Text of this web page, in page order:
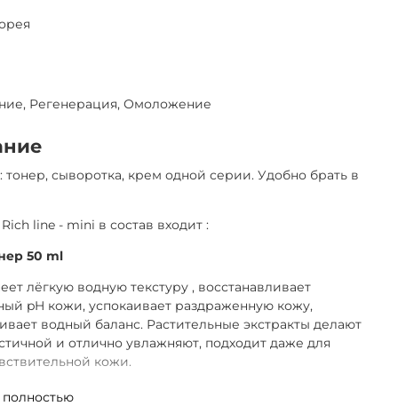
Регенерация, Омоложение
тонер, сыворотка, крем одной серии. Удобно брать в
line - mini в состав входит :
50 ml
лёгкую водную текстуру , восстанавливает
pH кожи, успокаивает раздраженную кожу,
водный баланс. Растительные экстракты делают
и отлично увлажняют, подходит даже для
кожи.
30 ml
полностью